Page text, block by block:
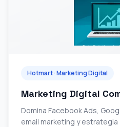
Hotmart · Marketing Digital
Marketing Digital
Domina Facebook Ads,
email marketing y